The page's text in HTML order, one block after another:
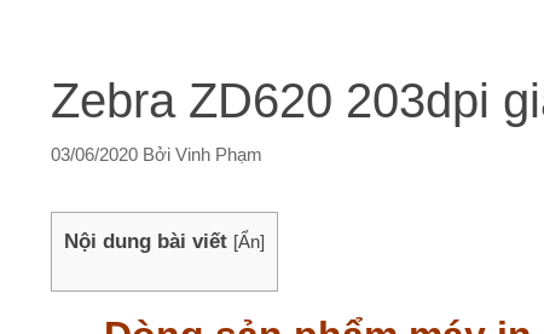
Zebra ZD620 203dpi
03/06/2020 Bởi Vinh Phạm
Nội dung bài viết [Ẩn]